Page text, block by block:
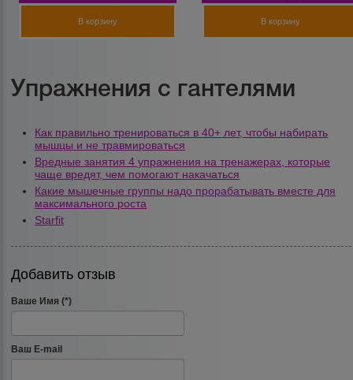
В корзину В корзину
Упражнения с гантелями
Как правильно тренироваться в 40+ лет, чтобы набирать
мышцы и не травмироваться
Вредные занятия 4 упражнения на тренажерах, которые
чаще вредят, чем помогают накачаться
Какие мышечные группы надо прорабатывать вместе для
максимального роста
Starfit
Добавить отзыв
Ваше Имя (*)
Ваш E-mail